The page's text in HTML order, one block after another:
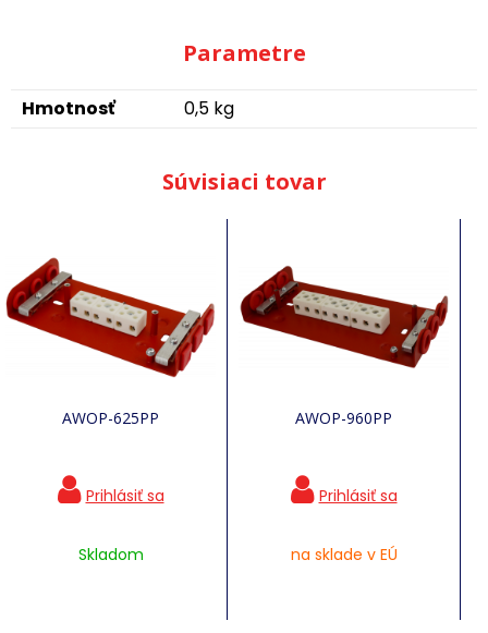
Parametre
Hmotnosť 0,5 kg
Súvisiaci tovar
AWOP-625PP
Skladom
AWOP-960PP
na sklade v EÚ